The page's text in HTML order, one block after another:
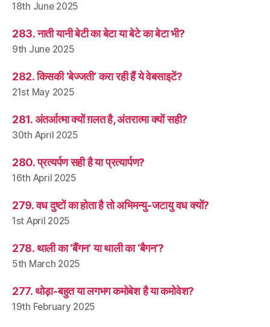
18th June 2025
283. नाती यानी बेटी का बेटा या बेटे का बेटा भी?
9th June 2025
282. किसकी ‘बेज्जती’ करा रही हैं ये वेबसाइटें?
21st May 2025
281. अंतर्आत्मा क्यों ग़लत है, अंतरात्मा क्यों सही?
30th April 2025
280. प्रत्यर्पण सही है या प्रत्यार्पण?
16th April 2025
279. वध दुष्टों का होता है तो अभिमन्यु-जटायु वध क्यों?
1st April 2025
278. थाली का ‘बैंगन’ या थाली का ‘बैगन’?
5th March 2025
277. थोड़ा-बहुत या लगभग कमोबेश है या कमोवेश?
19th February 2025